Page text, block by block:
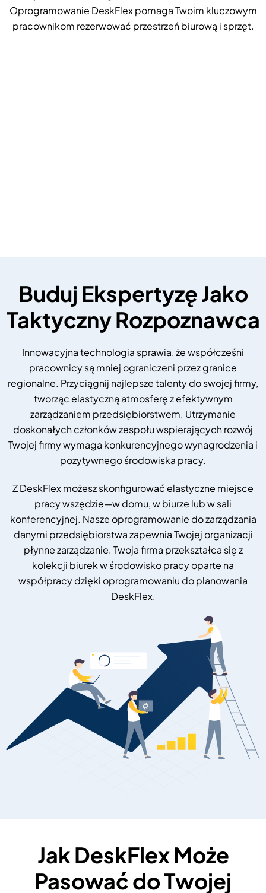
Oprogramowanie DeskFlex pomaga Twoim kluczowym
pracownikom rezerwować przestrzeń biurową i sprzęt.
Buduj Ekspertyzę Jako
Taktyczny Rozpoznawca
Innowacyjna technologia sprawia, że współcześni
pracownicy są mniej ograniczeni przez granice
regionalne. Przyciągnij najlepsze talenty do swojej firmy,
tworząc elastyczną atmosferę z efektywnym
zarządzaniem przedsiębiorstwem. Utrzymanie
doskonałych członków zespołu wspierających rozwój
Twojej firmy wymaga konkurencyjnego wynagrodzenia i
pozytywnego środowiska pracy.
Z DeskFlex możesz skonfigurować elastyczne miejsce
pracy wszędzie—w domu, w biurze lub w sali
konferencyjnej. Nasze oprogramowanie do zarządzania
danymi przedsiębiorstwa zapewnia Twojej organizacji
płynne zarządzanie. Twoja firma przekształca się z
kolekcji biurek w środowisko pracy oparte na
współpracy dzięki oprogramowaniu do planowania
DeskFlex.
Jak DeskFlex Może
Pasować do Twojej